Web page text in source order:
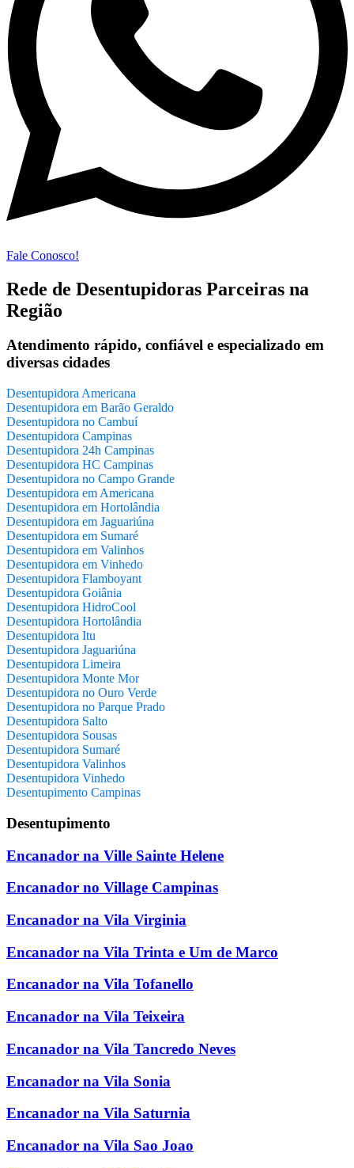
Fale Conosco!
Rede de Desentupidoras Parceiras na
Região
Atendimento rápido, confiável e especializado em
diversas cidades
Desentupidora Americana
Desentupidora em Barão Geraldo
Desentupidora no Cambuí
Desentupidora Campinas
Desentupidora 24h Campinas
Desentupidora HC Campinas
Desentupidora no Campo Grande
Desentupidora em Americana
Desentupidora em Hortolândia
Desentupidora em Jaguariúna
Desentupidora em Sumaré
Desentupidora em Valinhos
Desentupidora em Vinhedo
Desentupidora Flamboyant
Desentupidora Goiânia
Desentupidora HidroCool
Desentupidora Hortolândia
Desentupidora Itu
Desentupidora Jaguariúna
Desentupidora Limeira
Desentupidora Monte Mor
Desentupidora no Ouro Verde
Desentupidora no Parque Prado
Desentupidora Salto
Desentupidora Sousas
Desentupidora Sumaré
Desentupidora Valinhos
Desentupidora Vinhedo
Desentupimento Campinas
Desentupimento
Encanador na Ville Sainte Helene
Encanador no Village Campinas
Encanador na Vila Virginia
Encanador na Vila Trinta e Um de Marco
Encanador na Vila Tofanello
Encanador na Vila Teixeira
Encanador na Vila Tancredo Neves
Encanador na Vila Sonia
Encanador na Vila Saturnia
Encanador na Vila Sao Joao